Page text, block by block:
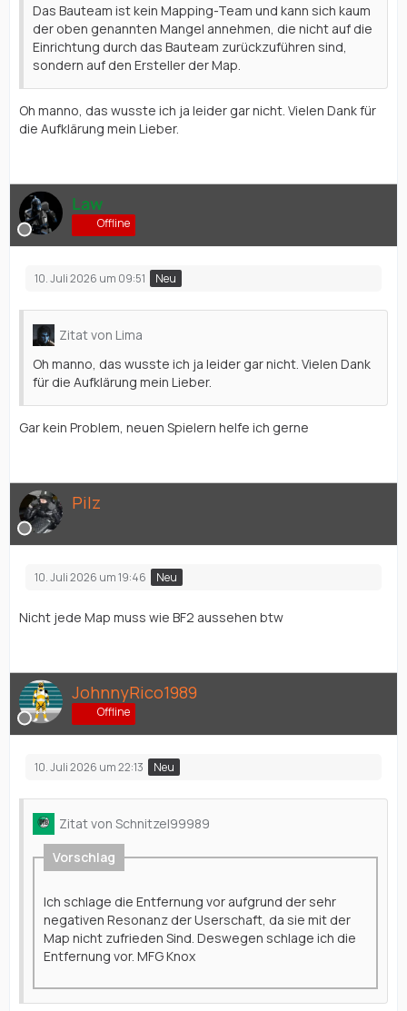
Das Bauteam ist kein Mapping-Team und kann sich kaum
der oben genannten Mangel annehmen, die nicht auf die
Einrichtung durch das Bauteam zurückzuführen sind,
sondern auf den Ersteller der Map.
Oh manno, das wusste ich ja leider gar nicht. Vielen Dank für
die Aufklärung mein Lieber.
Law
Offline
10. Juli 2026 um 09:51 Neu
Zitat von Lima
Oh manno, das wusste ich ja leider gar nicht. Vielen Dank
für die Aufklärung mein Lieber.
Gar kein Problem, neuen Spielern helfe ich gerne
Pilz
10. Juli 2026 um 19:46 Neu
Nicht jede Map muss wie BF2 aussehen btw
JohnnyRico1989
Offline
10. Juli 2026 um 22:13 Neu
Zitat von Schnitzel99989
Vorschlag
Ich schlage die Entfernung vor aufgrund der sehr
negativen Resonanz der Userschaft, da sie mit der
Map nicht zufrieden Sind. Deswegen schlage ich die
Entfernung vor. MFG Knox